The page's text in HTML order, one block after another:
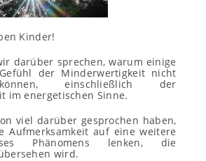
Kinder!
darüber sprechen, warum einige
der Minderwertigkeit nicht
einschließlich der
im energetischen Sinne.
viel darüber gesprochen haben,
Aufmerksamkeit auf eine weitere
Phänomens lenken, die
wird.